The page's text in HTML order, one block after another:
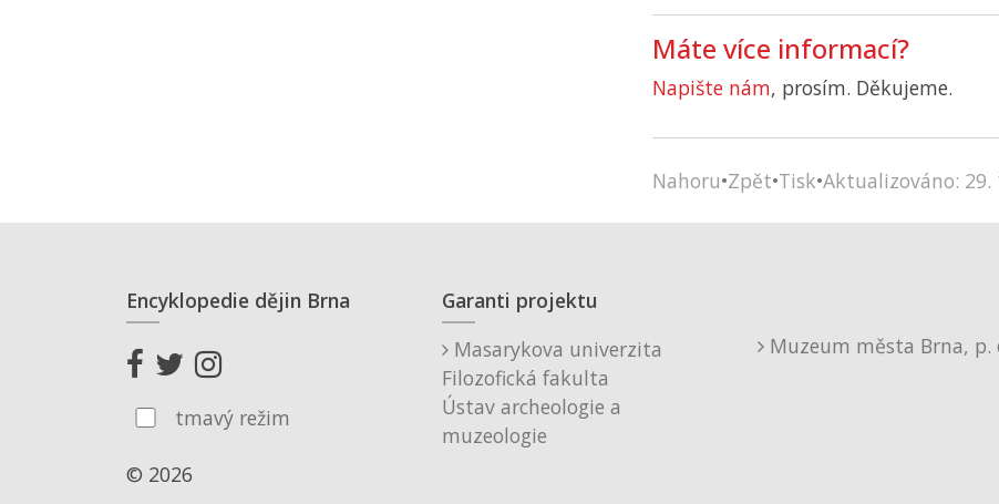
Máte více informací?
Napište nám, prosím. Děkujeme.
Nahoru•Zpět•Tisk•Aktualizováno: 29.
Encyklopedie dějin Brna
tmavý režim
© 2026
Garanti projektu
Masarykova univerzita
Filozofická fakulta
Ústav archeologie a
muzeologie
Muzeum města Brna, p.